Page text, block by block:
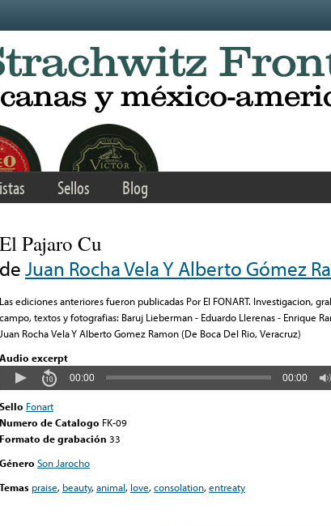
Sellos Blog
El Pajaro Cu
deJuan Rocha Vela Y Alberto Gómez
Las ediciones anteriores fueron publicadas Por El FONART. Investigacion,
campo, textos y fotografias: Baruj Lieberman - Eduardo Llerenas - Enrique
Juan Rocha Vela Y Alberto Gomez Ramon (De Boca Del Rio, Veracruz)
Audio excerpt
00:00 00:00
Sello Fonart
Numero de Catalogo FK-09
Formato de grabación 33
Género Son Jarocho
Temas praise, beauty,animal, love,consolation,entreaty